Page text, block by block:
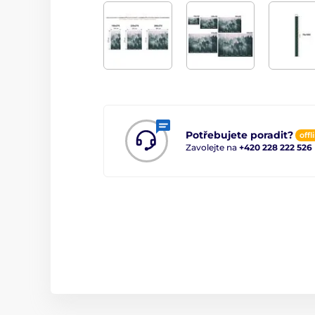
Potřebujete poradit?
Zavolejte na +420 228 222 526